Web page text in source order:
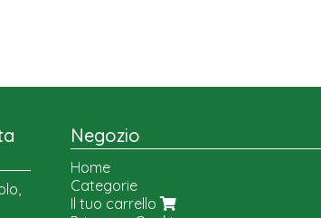
Negozio
Home
Categorie
Il tuo carrello